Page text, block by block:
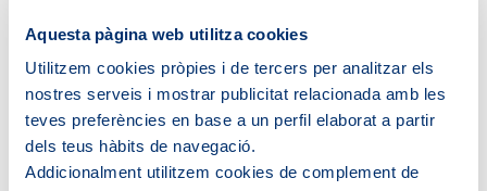
Aquesta pàgina web utilitza cookies
Utilitzem cookies pròpies i de tercers per analitzar els
nostres serveis i mostrar publicitat relacionada amb les
teves preferències en base a un perfil elaborat a partir
dels teus hàbits de navegació.
Addicionalment utilitzem cookies de complement de
Núria Latorre, directora de clients de la companyia, ha
estat l'encarregada de recollir aquest guardó en
reconeixement de la confiança a la Junta Arbitral de
Consum de Catalunya (JACC). durant l'acte de
commemoració dels 25 anys de la seva constitució.
La JACC és un organisme adscrit a l'Agència Catalana de